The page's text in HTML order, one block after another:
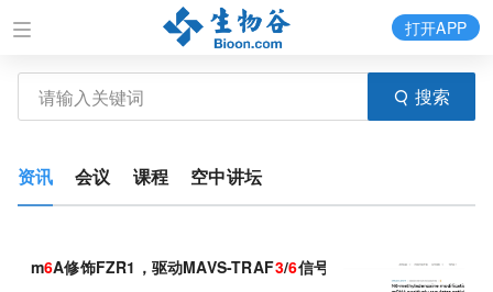
搜索
打开APP
资讯 会议 课程 空中讲坛
m6A修饰FZR1，驱动MAVS-TRAF3/6信号轴